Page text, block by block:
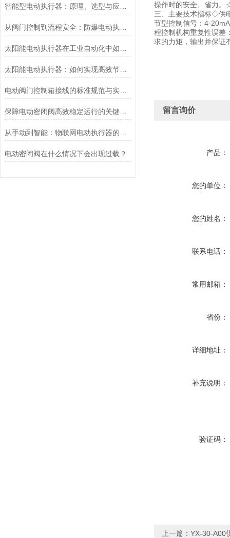
太阳能电动执行器：如何实现高效节能的自动化控制？
保障电动密闭阀高效稳定运行的关键举措
电动密闭阀在什么情况下会出现过载？
操作时的安全、省力
三、主要技术指标◇供
节型控制信号：4-
程控制机构重复性误
求的力矩，输出并保
留言询价
产品：
您的单位：
您的姓名：
联系电话：
常用邮箱：
省份：
详细地址：
补充说明：
验证码：
上一篇： YX-30-A00